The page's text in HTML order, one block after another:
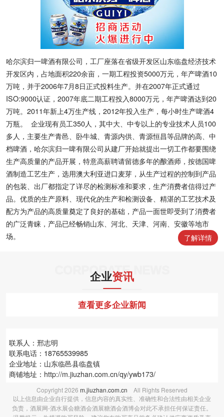
哈尔滨归一啤酒有限公司，工厂座落在省级开发区山东临盘经济技术
开发区内，占地面积220余亩，一期工程投资5000万元，年产啤酒10
万吨，并于2006年7月8日正式投料生产。并在2007年正式通过
ISO:9000认证，2007年底二期工程投入8000万元，年产啤酒达到20
万吨。2011年新上4万生产线，2012年投入生产，每小时生产啤酒4
万瓶。 企业现有员工350人，其中大、中专以上的专业技术人员100
多人，主要生产青邑、卧牛城、青源内供、青源恒昌等品牌的高、中
档啤酒，哈尔滨归一啤有限公司从建厂开始就提出一切工作都要围绕
生产高质量的产品开展，特意高薪聘请留德多年的酿酒师，按德国啤
酒制造工艺生产，选用澳大利亚进口麦芽，从生产过程的控制到产品
的包装、出厂都指定了详尽的检测标准和要求，生产消费者信得过产
品。优质的生产原料、现代化的生产和检测设备、精湛的工艺技术及
配方为产品的高质量奠定了良好的基础，产品一面世即受到了消费者
的广泛青睐，产品已经畅销山东、河北、天津、河南、安徽等地市
场。
了解详情
CORPORATE NEWS
企业资讯
查看更多企业新闻
联系人：邢志明
联系电话：18765539985
企业地址：山东临邑县临盘镇
商铺地址： http://m.jiuzhan.com.cn/qy/ywb173/
Copyright2026 m.jiuzhan.com.cn All Rights Reserved
以上信息由企业自行提供，信息内容的真实性、准确性和合法性由相关企业
负责，酒展网-酒水展会糖酒会酒展糖酒会酒博会对此不承担任何保证责任。